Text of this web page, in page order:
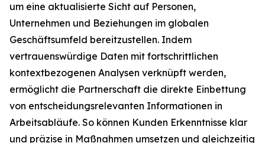
um eine aktualisierte Sicht auf Personen,
Unternehmen und Beziehungen im globalen
Geschäftsumfeld bereitzustellen. Indem
vertrauenswürdige Daten mit fortschrittlichen
kontextbezogenen Analysen verknüpft werden,
ermöglicht die Partnerschaft die direkte Einbettung
von entscheidungsrelevanten Informationen in
Arbeitsabläufe. So können Kunden Erkenntnisse klar
und präzise in Maßnahmen umsetzen und gleichzeitig